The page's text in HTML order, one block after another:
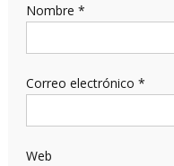
Nombre *
Correo electrónico *
Web